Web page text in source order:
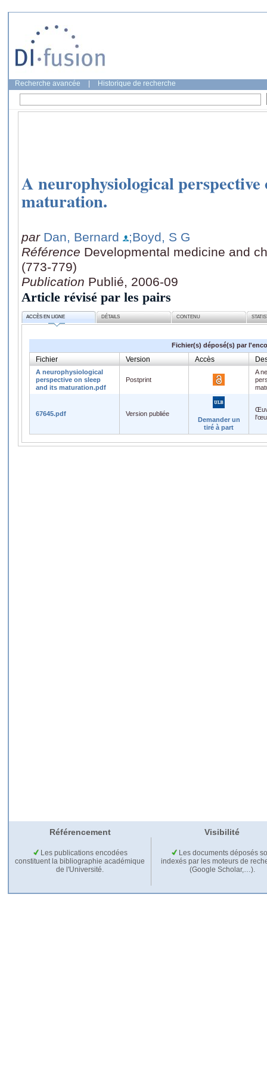
Recherche avancée Historique de recherche
A neurophysiological perspective
maturation.
par Dan, Bernard
;Boyd, S G
Référence Developmental medicine and
(773-779)
Publication Publié, 2006-09
Article révisé par les pairs
ACCÈS EN LIGNE DÉTAILS CONTENU
Fichier(s) déposé(s) par
Fichier Version Accès
A neurophysiological
perspective on sleep
and its maturation.pdf
Postprint
A
67645.pdf
Version publiée
Demander un
tiré à part
Référencement Visibilité
Les publications encodées
constituent la bibliographie académique
de l'Université.
Les documents déposés
indexés par les moteurs de
(Google Scholar,…).